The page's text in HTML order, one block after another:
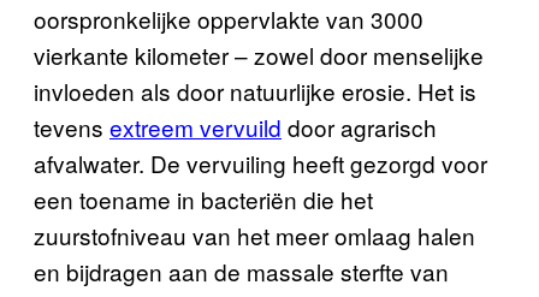
oorspronkelijke oppervlakte van 3000
vierkante kilometer – zowel door menselijke
invloeden als door natuurlijke erosie. Het is
tevens extreem vervuild door agrarisch
afvalwater. De vervuiling heeft gezorgd voor
een toename in bacteriën die het
zuurstofniveau van het meer omlaag halen
en bijdragen aan de massale sterfte van